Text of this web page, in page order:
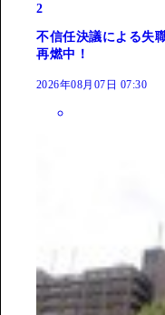
2
不信任決議による失
再燃中！
2026年08月07日 07:30